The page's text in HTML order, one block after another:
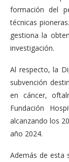
formación del
técnicas
gestiona la
investigación.
Al respecto, la
subvención
en cáncer,
Fundación
alcanzando los
año 2024.
Además de esta